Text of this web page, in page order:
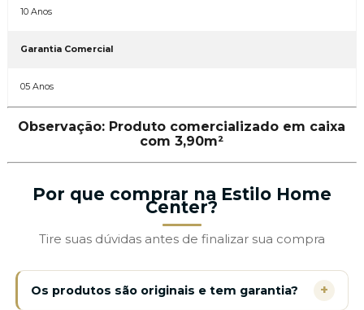
10 Anos
Garantia Comercial
05 Anos
Observação: Produto comercializado em caixa
com 3,90m²
Por que comprar na Estilo Home
Center?
Tire suas dúvidas antes de finalizar sua compra
Os produtos são originais e tem garantia? +